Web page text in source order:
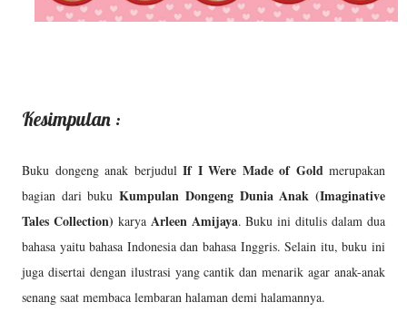
Kesimpulan :
Buku dongeng anak berjudulIf I Were Made of Goldmerupakan
bagian dari bukuKumpulan Dongeng Dunia Anak (Imaginative
Tales Collection) karya Arleen Amijaya. Buku ini ditulis dalam dua
bahasa yaitu bahasa Indonesia dan bahasa Inggris. Selain itu, buku ini
juga disertai dengan ilustrasi yang cantik dan menarik agar anak-anak
senang saat membaca lembaran halaman demi halamannya.